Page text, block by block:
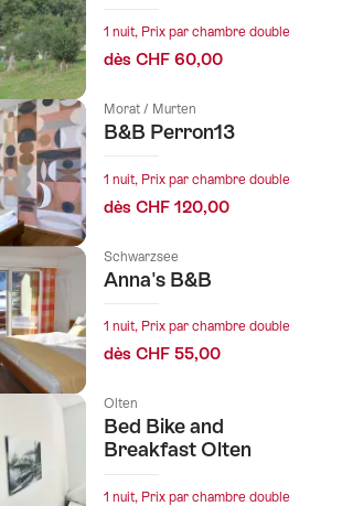
1 nuit, Prix par chambre double
dès CHF 60,00
Morat / Murten
B&B Perron13
1 nuit, Prix par chambre double
dès CHF 120,00
Schwarzsee
Anna's B&B
1 nuit, Prix par chambre double
dès CHF 55,00
Olten
Bed Bike and
Breakfast Olten
1 nuit, Prix par chambre double